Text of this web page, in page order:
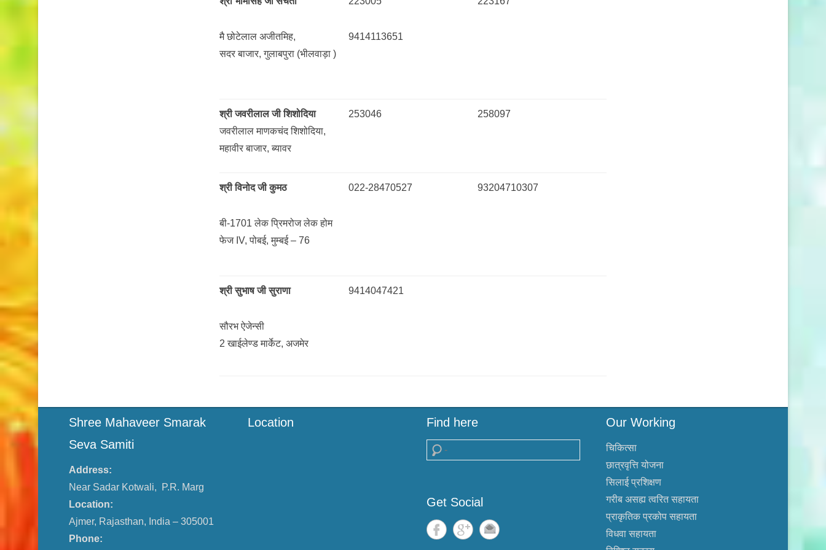
मै छोटेलाल अजीतमिह,
सदर बाजार, गुलाबपुरा (भीलवाड़ा )
9414113651
श्री जवरीलाल जी शिशोदिया
जवरीलाल माणकचंद शिशोदिया,
महावीर बाजार, ब्यावर
253046 258097
श्री विनोद जी कुमठ
बी-1701 लेक प्रिमरोज लेक होम
फेज IV, पोबई, मुम्बई – 76
022-28470527 93204710307
श्री सुभाष जी सुराणा
सौरभ ऐजेन्सी
2 खाईलेण्ड मार्केट, अजमेर
9414047421
Shree Mahaveer Smarak
Seva Samiti
Address:
Near Sadar Kotwali, P.R. Marg
Location:
Ajmer, Rajasthan, India – 305001
Phone:
Location Find here
Search
Get Social
Our Working
चिकित्सा
छात्रवृत्ति योजना
सिलाई प्रशिक्षण
गरीब असह्य त्वरित सहायता
प्राकृतिक प्रकोप सहायता
विधवा सहायता